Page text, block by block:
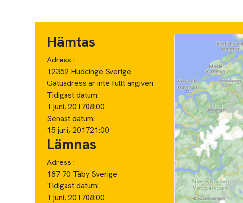
Hämtas
Adress :
12352 Huddinge Sverige
Gatuadress är inte fullt angiven
Tidigast datum:
1 juni, 201708:00
Senast datum:
15 juni, 201721:00
Lämnas
Adress :
187 70 Täby Sverige
Tidigast datum:
1 juni, 201708:00